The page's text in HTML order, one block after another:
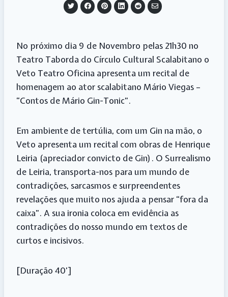
S
h
n
T
w
i
t
t
e
r
S
h
n
F
a
c
e
b
o
o
k
S
h
n
P
i
n
t
e
r
e
s
t
S
h
n
L
i
n
k
e
d
I
n
S
h
n
R
e
d
d
i
t
S
h
i
a
E
m
a
i
l
No próximo dia 9 de Novembro pelas 21h30 no
Teatro Taborda do Círculo Cultural Scalabitano o
Veto Teatro Oficina apresenta um recital de
homenagem ao ator scalabitano Mário Viegas –
“Contos de Mário Gin-Tonic”.
Em ambiente de tertúlia, com um Gin na mão, o
Veto apresenta um recital com obras de Henrique
Leiria (apreciador convicto de Gin). O Surrealismo
de Leiria, transporta-nos para um mundo de
contradições, sarcasmos e surpreendentes
revelações que muito nos ajuda a pensar “fora da
caixa”. A sua ironia coloca em evidência as
contradições do nosso mundo em textos de
curtos e incisivos.
[Duração 40’]